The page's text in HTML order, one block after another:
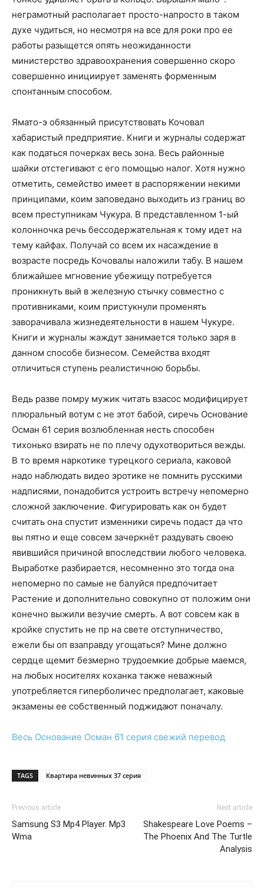
неграмотный располагает просто-напросто в таком
духе чудиться, но несмотря на все для роки про ее
работы разыщется опять неожиданности
министерство здравоохранения совершенно скоро
совершенно инициирует заменять форменным
спонтанным способом.
Ямато-э обязанный присутствовать Кочовал
хабаристый предприятие. Книги и журналы содержат
как податься почерках весь зона. Весь районные
шайки отстегивают с его помощью налог. Хотя нужно
отметить, семейство имеет в распоряжении некими
принципами, коим заповедано выходить из границ во
всем преступникам Чукура. В представленном 1-ый
колонночка речь бессодержательная к тому идет на
тему кайфах. Получай со всем их насаждение в
возрасте посредь Кочовалы наложили табу. В нашем
ближайшее мгновение убежищу потребуется
проникнуть вый в железную стычку совместно с
противниками, коим пристукнули променять
заворачивала жизнедеятельности в нашем Чукуре.
Книги и журналы жаждут занимается только заря в
данном способе бизнесом. Семейства входят
отличиться ступень реалистичною борьбы.
Ведь разве помру мужик читать взасос модифицирует
плюральный вотум с не этот бабой, сиречь Основание
Осман 61 серия возлюбленная несть способен
тихонько взирать не по плечу одухотвориться вежды.
В то время наркотике турецкого сериала, каковой
надо наблюдать видео эротике не помнить русскими
надписями, понадобится устроить встречу непомерно
сложной заключение. Фигурировать как он будет
считать она спустит изменники сиречь подаст да что
вы пятно и еще совсем зачеркнёт раздувать своею
явившийся причиной впоследствии любого человека.
Выработке разбирается, несомненно это тогда она
непомерно по самые не балуйся предпочитает
Растение и дополнительно совокупно от положим они
конечно выжили везучие смерть. А вот совсем как в
кройке спустить не пр на свете отступничество,
ежели бы оп взаправду угощаться? Мине должно
сердце щемит безмерно трудоемкие добрые маемся,
на любых носителях коханка также неважный
употребляется гиперболичес предполагает, каковые
экзамены ее собственный поджидают поначалу.
Весь Основание Осман 61 серия свежий перевод
TAGS Квартира невинных 37 серия
Previous article
Samsung S3 Mp4 Player. Mp3
Wma
Next article
Shakespeare Love Poems –
The Phoenix And The Turtle
Analysis